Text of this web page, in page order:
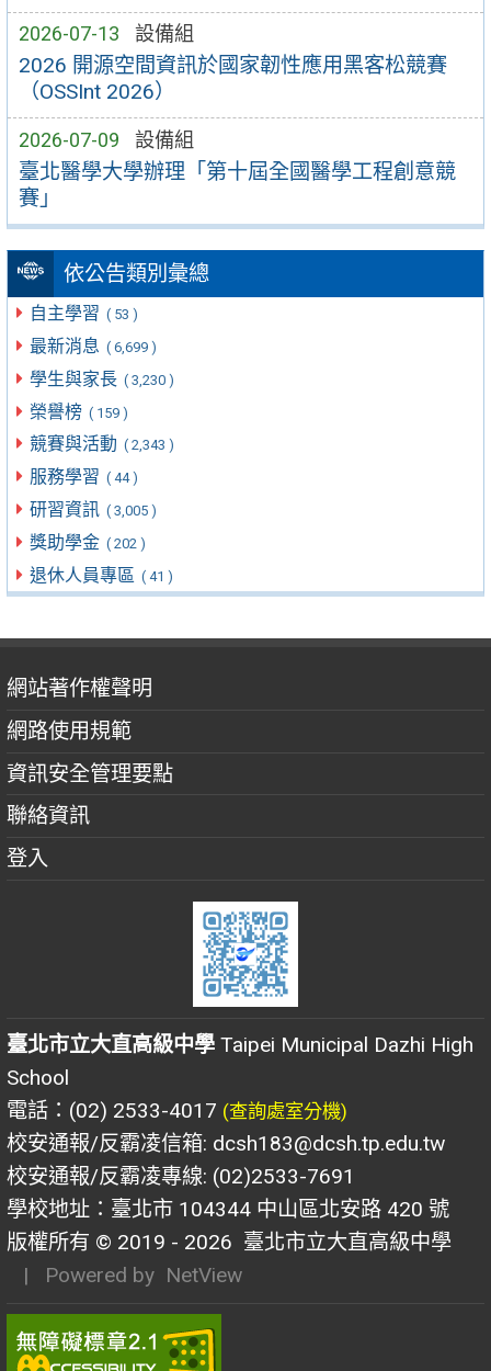
2026-07-13 設備組
2026 開源空間資訊於國家韌性應用黑客松競賽
（OSSInt 2026）
2026-07-09 設備組
臺北醫學大學辦理「第十屆全國醫學工程創意競
賽」
依公告類別彙總
自主學習 ( 53 )
最新消息 ( 6,699 )
學生與家長 ( 3,230 )
榮譽榜 ( 159 )
競賽與活動 ( 2,343 )
服務學習 ( 44 )
研習資訊 ( 3,005 )
獎助學金 ( 202 )
退休人員專區 ( 41 )
網站著作權聲明
網路使用規範
資訊安全管理要點
聯絡資訊
登入
臺北市立大直高級中學 Taipei Municipal Dazhi High
School
電話：(02) 2533-4017 (查詢處室分機)
校安通報/反霸凌信箱: dcsh183@dcsh.tp.edu.tw
校安通報/反霸凌專線: (02)2533-7691
學校地址：臺北市 104344 中山區北安路 420 號
版權所有 © 2019 - 2026 臺北市立大直高級中學
| Powered by NetView